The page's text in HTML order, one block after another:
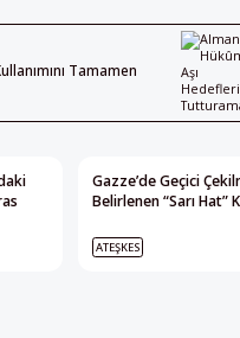
Tamamen
Gazze’de Geçici
Belirlenen “Sarı Hat”
ATEŞKES